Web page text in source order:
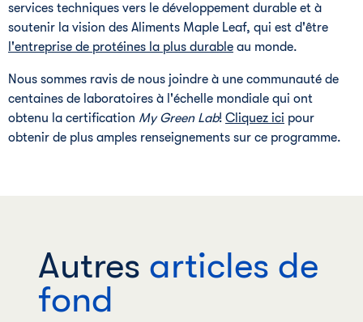
services techniques vers le développement durable et à
soutenir la vision des Aliments Maple Leaf, qui est d'être
l'entreprise de protéines la plus durable au monde.
Nous sommes ravis de nous joindre à une communauté de
centaines de laboratoires à l'échelle mondiale qui ont
obtenu la certification My Green Lab! Cliquez ici pour
obtenir de plus amples renseignements sur ce programme.
Autres articles de
fond